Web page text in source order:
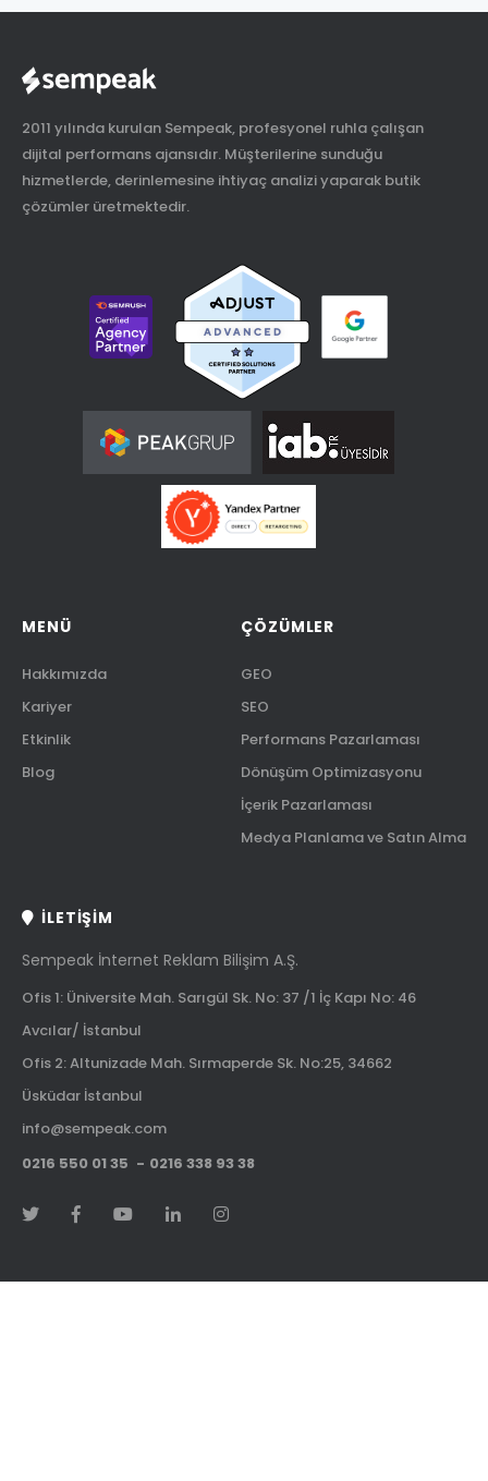
2011 yılında kurulan Sempeak, profesyonel ruhla çalışan
dijital performans ajansıdır. Müşterilerine sunduğu
hizmetlerde, derinlemesine ihtiyaç analizi yaparak butik
çözümler üretmektedir.
MENÜ
Hakkımızda
Kariyer
Etkinlik
Blog
ÇÖZÜMLER
GEO
SEO
Performans Pazarlaması
Dönüşüm Optimizasyonu
İçerik Pazarlaması
Medya Planlama ve Satın Alma
İLETIŞIM
Sempeak İnternet Reklam Bilişim A.Ş.
Ofis 1: Üniversite Mah. Sarıgül Sk. No: 37 /1 İç Kapı No: 46
Avcılar/ İstanbul
Ofis 2: Altunizade Mah. Sırmaperde Sk. No:25, 34662
Üsküdar İstanbul
info@sempeak.com
0216 550 01 35
0216 338 93 38